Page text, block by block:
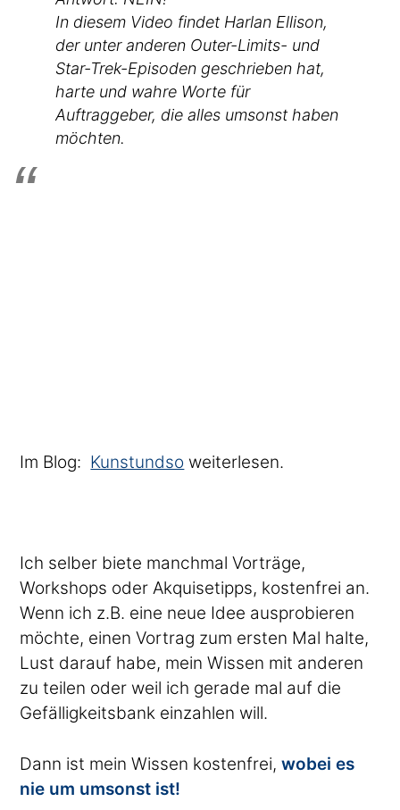
In diesem Video findet Harlan Ellison,
der unter anderen Outer-Limits- und
Star-Trek-Episoden geschrieben hat,
harte und wahre Worte für
Auftraggeber, die alles umsonst haben
möchten.
Im Blog: Kunstundso weiterlesen.
Ich selber biete manchmal Vorträge,
Workshops oder Akquisetipps, kostenfrei an.
Wenn ich z.B. eine neue Idee ausprobieren
möchte, einen Vortrag zum ersten Mal halte,
Lust darauf habe, mein Wissen mit anderen
zu teilen oder weil ich gerade mal auf die
Gefälligkeitsbank einzahlen will.
Dann ist mein Wissen kostenfrei,wobei es
nie um umsonst ist!